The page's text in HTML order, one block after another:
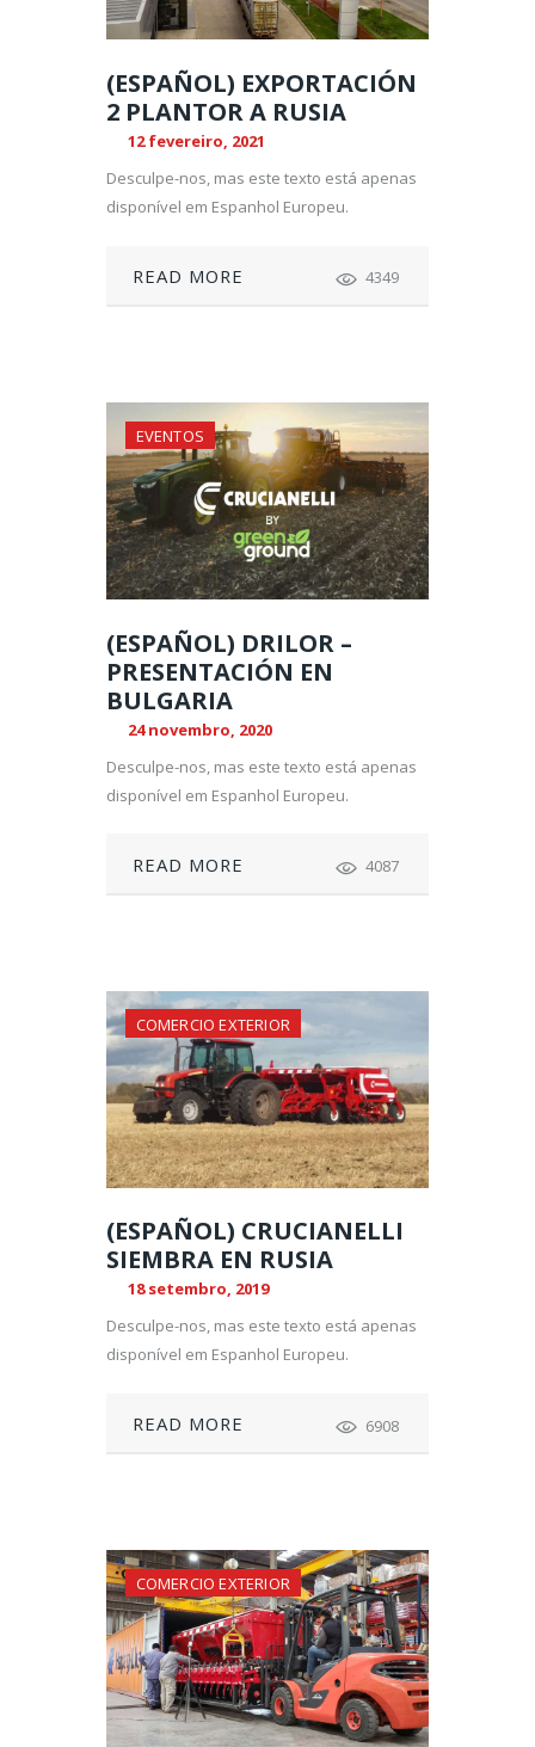
(ESPAÑOL) EXPORTACIÓN
2 PLANTOR A RUSIA
12 fevereiro, 2021
Desculpe-nos, mas este texto está apenas
disponível em Espanhol Europeu.
READ MORE 4349
EVENTOS
(ESPAÑOL) DRILOR –
PRESENTACIÓN EN
BULGARIA
24 novembro, 2020
Desculpe-nos, mas este texto está apenas
disponível em Espanhol Europeu.
READ MORE 4087
COMERCIO EXTERIOR
(ESPAÑOL) CRUCIANELLI
SIEMBRA EN RUSIA
18 setembro, 2019
Desculpe-nos, mas este texto está apenas
disponível em Espanhol Europeu.
READ MORE 6908
COMERCIO EXTERIOR